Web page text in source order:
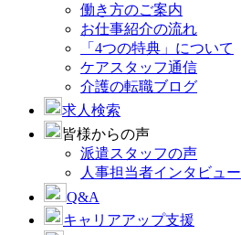
働き方のご案内
お仕事紹介の流れ
「4つの特典」について
ケアスタッフ通信
介護の転職ブログ
求人検索
皆様からの声
派遣スタッフの声
人事担当者インタビュー
Q&A
キャリアアップ支援